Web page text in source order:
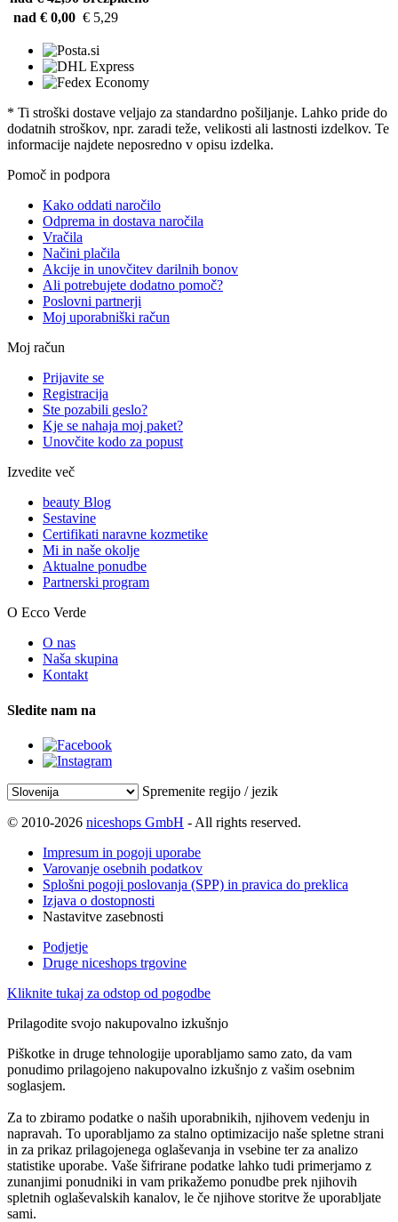
nad € 0,00 € 5,29
* Ti stroški dostave veljajo za standardno pošiljanje. Lahko pride do
dodatnih stroškov, npr. zaradi teže, velikosti ali lastnosti izdelkov. Te
informacije najdete neposredno v opisu izdelka.
Pomoč in podpora
Kako oddati naročilo
Odprema in dostava naročila
Vračila
Načini plačila
Akcije in unovčitev darilnih bonov
Ali potrebujete dodatno pomoč?
Poslovni partnerji
Moj uporabniški račun
Moj račun
Prijavite se
Registracija
Ste pozabili geslo?
Kje se nahaja moj paket?
Unovčite kodo za popust
Izvedite več
beauty Blog
Sestavine
Certifikati naravne kozmetike
Mi in naše okolje
Aktualne ponudbe
Partnerski program
O Ecco Verde
O nas
Naša skupina
Kontakt
Sledite nam na
Spremenite regijo / jezik
© 2010-2026 niceshops GmbH - All rights reserved.
Impresum in pogoji uporabe
Varovanje osebnih podatkov
Splošni pogoji poslovanja (SPP) in pravica do preklica
Izjava o dostopnosti
Nastavitve zasebnosti
Podjetje
Druge niceshops trgovine
Kliknite tukaj za odstop od pogodbe
Prilagodite svojo nakupovalno izkušnjo
Piškotke in druge tehnologije uporabljamo samo zato, da vam
ponudimo prilagojeno nakupovalno izkušnjo z vašim osebnim
soglasjem.
Za to zbiramo podatke o naših uporabnikih, njihovem vedenju in
napravah. To uporabljamo za stalno optimizacijo naše spletne strani
in za prikaz prilagojenega oglaševanja in vsebine ter za analizo
statistike uporabe. Vaše šifrirane podatke lahko tudi primerjamo z
zunanjimi ponudniki in vam prikažemo ponudbe prek njihovih
spletnih oglaševalskih kanalov, le če njihove storitve že uporabljate
sami.